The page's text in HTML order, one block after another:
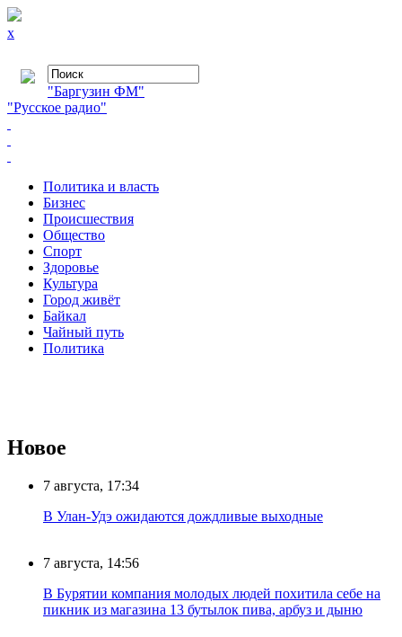
x
"Баргузин ФМ"
"Русское радио"
Политика и власть
Бизнес
Происшествия
Общество
Cпорт
Здоровье
Культура
Город живёт
Байкал
Чайный путь
Политика
Новое
7 августа, 17:34
В Улан-Удэ ожидаются дождливые выходные
7 августа, 14:56
В Бурятии компания молодых людей похитила себе на
пикник из магазина 13 бутылок пива, арбуз и дыню